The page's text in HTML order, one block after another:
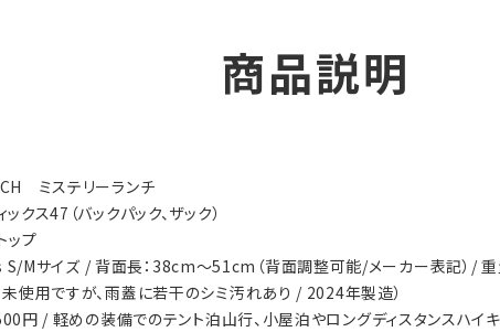
商品説明
ミステリーランチ
ス47（バックパック、ザック）
ップ
Mサイズ / 背面長：38cm～51cm（背面調整可能/メーカー表記）/
用ですが、雨蓋に若干のシミ汚れあり / 2024年製造）
円 / 軽めの装備でのテント泊山行、小屋泊やロングディスタンスハイ